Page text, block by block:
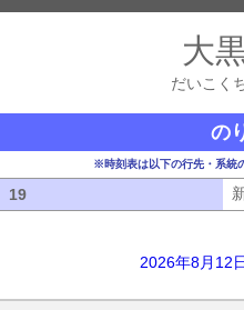
大
だいこく
の
※時刻表は以下の行先・系統
19
2026年8月12